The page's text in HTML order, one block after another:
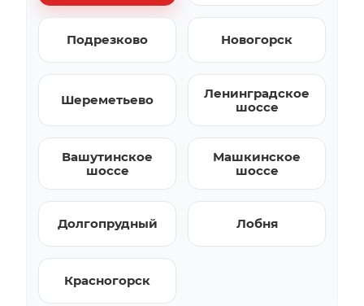
Подрезково Новогорск
Шереметьево
Ленинградское
шоссе
Вашутинское
шоссе
Машкинское
шоссе
Долгопрудный Лобня
Красногорск